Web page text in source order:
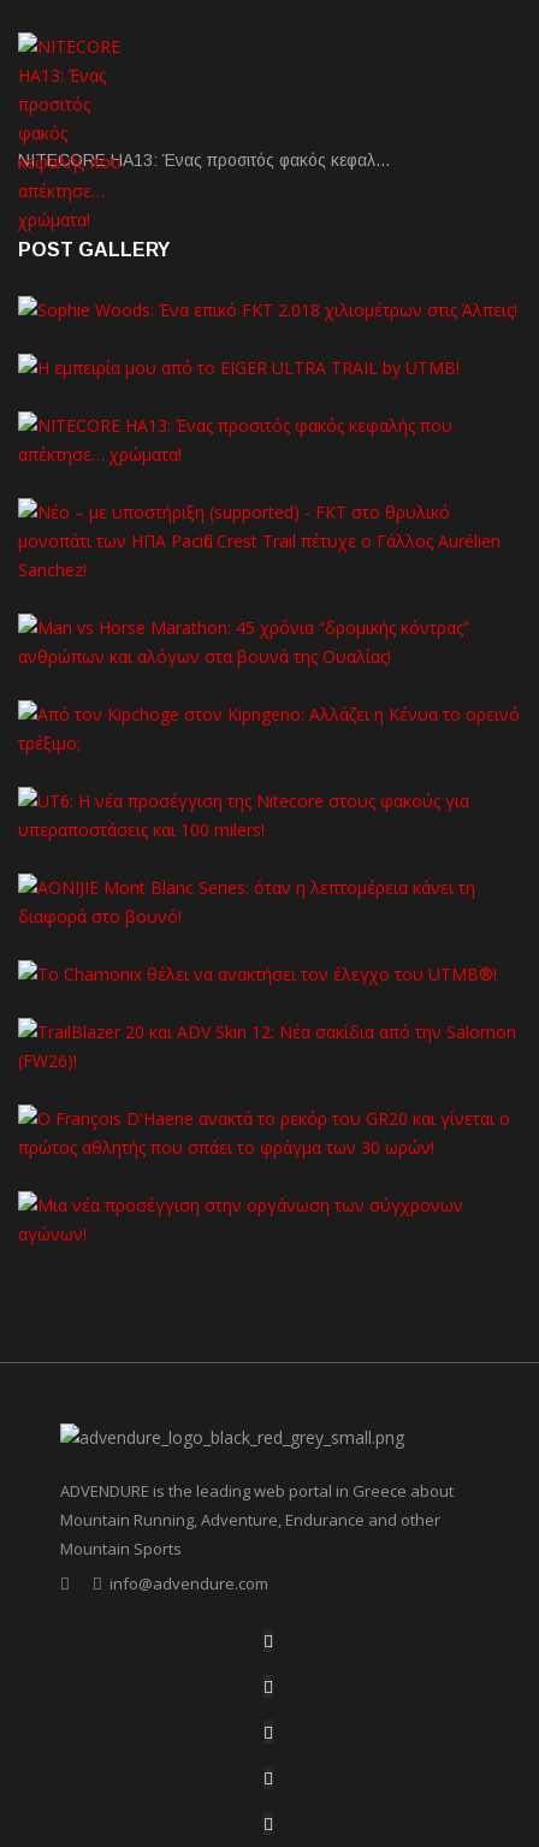
NITECORE HA13: Ένας προσιτός φακός κεφαλ…
POST GALLERY
ADVENDURE is the leading web portal in Greece about
Mountain Running, Adventure, Endurance and other
Mountain Sports
info@advendure.com